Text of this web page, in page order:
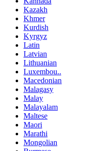
Kazakh
Khmer
Kurdish
Kyrgyz
Latin
Latvian
Lithuanian
Luxembou..
Macedonian
Malagasy
Malay
Malayalam
Maltese
Maori
Marathi
Mongolian